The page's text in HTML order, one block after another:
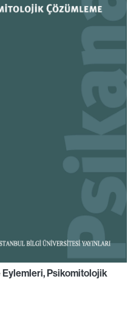
Eylemleri, Psikomitolojik